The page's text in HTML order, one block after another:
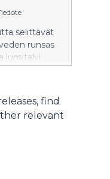
ja suuria
selittävät
runsas
lumitalvi.
find
relevant